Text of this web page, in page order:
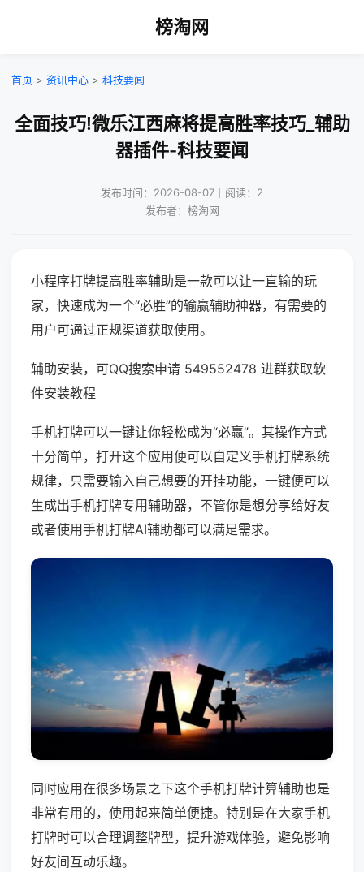
榜淘网
首页 > 资讯中心 > 科技要闻
全面技巧!微乐江西麻将提高胜率技巧_辅助
器插件-科技要闻
发布时间：2026-08-07｜阅读：2
发布者：榜淘网
小程序打牌提高胜率辅助是一款可以让一直输的玩
家，快速成为一个“必胜”的输赢辅助神器，有需要的
用户可通过正规渠道获取使用。
辅助安装，可QQ搜索申请 549552478 进群获取软
件安装教程
手机打牌可以一键让你轻松成为“必赢”。其操作方式
十分简单，打开这个应用便可以自定义手机打牌系统
规律，只需要输入自己想要的开挂功能，一键便可以
生成出手机打牌专用辅助器，不管你是想分享给好友
或者使用手机打牌AI辅助都可以满足需求。
同时应用在很多场景之下这个手机打牌计算辅助也是
非常有用的，使用起来简单便捷。特别是在大家手机
打牌时可以合理调整牌型，提升游戏体验，避免影响
好友间互动乐趣。